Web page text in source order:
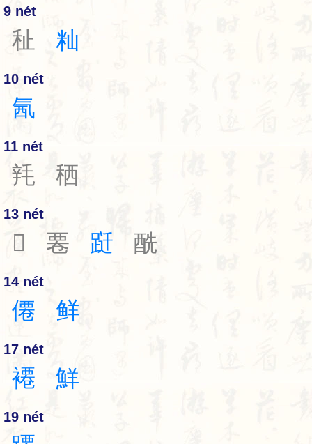
9 nét
䄳 籼
10 nét
氥
11 nét
㲔 䄽
13 nét
𢱟 䙴 跹 酰
14 nét
僊 鲜
17 nét
褼 鮮
19 nét